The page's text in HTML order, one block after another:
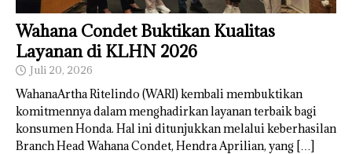
Wahana Condet Buktikan Kualitas
Layanan di KLHN 2026
Juli 20, 2026
WahanaArtha Ritelindo (WARI) kembali membuktikan
komitmennya dalam menghadirkan layanan terbaik bagi
konsumen Honda. Hal ini ditunjukkan melalui keberhasilan
Branch Head Wahana Condet, Hendra Aprilian, yang […]